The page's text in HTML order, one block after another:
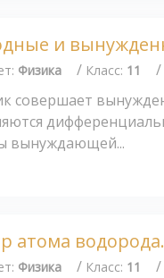
и
Физика / Класс: 11 /
совершает
вынуждающей...
атома
Физика / Класс: 11 /